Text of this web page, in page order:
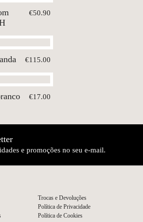
€50.90
€115.00
€17.00
e promoções no seu e-mail.
Trocas e Devoluções
Política de Privacidade
Política de Cookies